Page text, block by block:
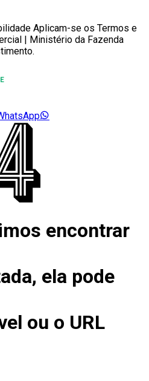
Aplicam-se os Termos e
| Ministério da Fazenda
encontrar
ela pode
ou o URL